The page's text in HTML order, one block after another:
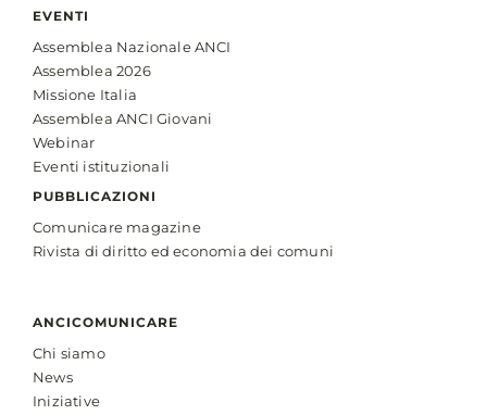
EVENTI
Assemblea Nazionale ANCI
Assemblea 2026
Missione Italia
Assemblea ANCI Giovani
Webinar
Eventi istituzionali
PUBBLICAZIONI
Comunicare magazine
Rivista di diritto ed economia dei comuni
ANCICOMUNICARE
Chi siamo
News
Iniziative